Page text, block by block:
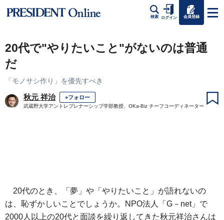
検索 ログイン 会員登録
20代で"やりたいこと"がないのは普通
だ
「モノサシ作り」を優先すべき
秋元 祥治 +フォロー
武蔵野大学アントレプレナーシップ学部教授、OKa-Biz チーフコーディネーター
20代のとき、「夢」や「やりたいこと」が語れないの
は、恥ずかしいことでしょうか。NPO法人「G－net」で
2000人以上の20代と面談を繰り返してきた秋元祥治さんは